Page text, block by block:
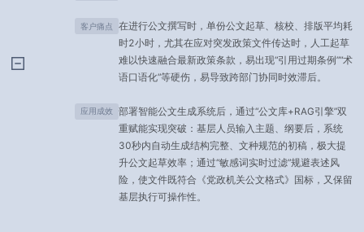
客户痛点
在进行公文撰写时，单份公文起草、核校、排版平均耗
时2小时，尤其在应对突发政策文件传达时，人工起草
难以快速融合最新政策条款，易出现“引用过期条例”“术
语口语化”等硬伤，易导致跨部门协同时效滞后。
应用成效
部署智能公文生成系统后，通过“公文库+RAG引擎”双
重赋能实现突破：基层人员输入主题、纲要后，系统
30秒内自动生成结构完整、文种规范的初稿，极大提
升公文起草效率；通过“敏感词实时过滤”规避表述风
险，使文件既符合《党政机关公文格式》国标，又保留
基层执行可操作性。